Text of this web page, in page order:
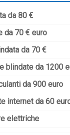
da 80 €
da 70 € euro
da 70 €
blindate da 1200
da 900 euro
internet da 60
elettriche